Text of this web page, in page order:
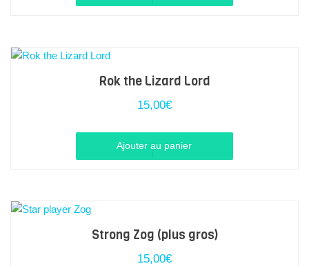
Rok the Lizard Lord
15,00€
Ajouter au panier
Strong Zog (plus gros)
15,00€